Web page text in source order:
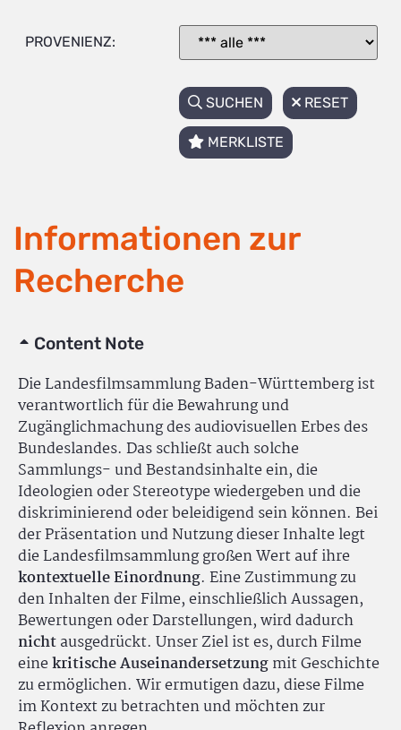
PROVENIENZ:
SUCHEN RESET
MERKLISTE
Informationen zur
Recherche
Content Note
Die Landesfilmsammlung Baden-Württemberg ist
verantwortlich für die Bewahrung und
Zugänglichmachung des audiovisuellen Erbes des
Bundeslandes. Das schließt auch solche
Sammlungs- und Bestandsinhalte ein, die
Ideologien oder Stereotype wiedergeben und die
diskriminierend oder beleidigend sein können. Bei
der Präsentation und Nutzung dieser Inhalte legt
die Landesfilmsammlung großen Wert auf ihre
kontextuelle Einordnung. Eine Zustimmung zu
den Inhalten der Filme, einschließlich Aussagen,
Bewertungen oder Darstellungen, wird dadurch
nichtausgedrückt. Unser Ziel ist es, durch Filme
einekritische Auseinandersetzungmit Geschichte
zu ermöglichen. Wir ermutigen dazu, diese Filme
im Kontext zu betrachten und möchten zur